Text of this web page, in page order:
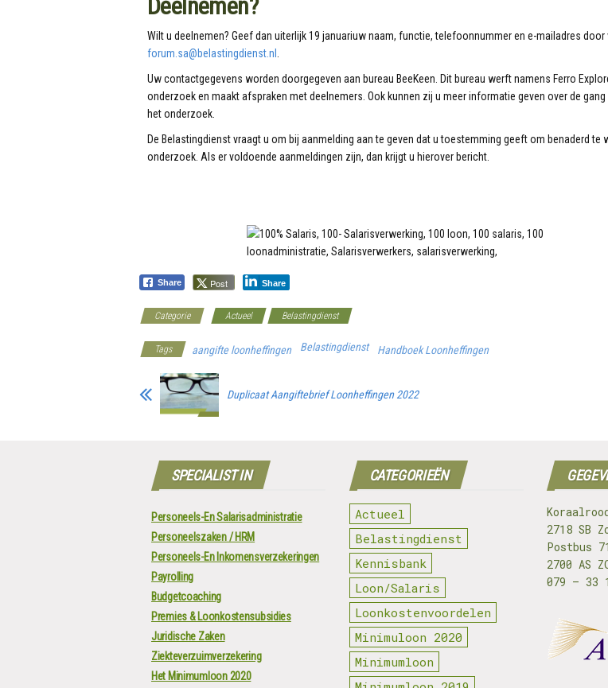
Deelnemen?
Wilt u deelnemen? Geef dan uiterlijk 19 januariuw naam, functie, telefoonnummer en e-mailadres door
forum.sa@belastingdienst.nl
Uw contactgegevens worden doorgegeven aan bureau BeeKeen. Dit bureau werft namens Ferro
onderzoek en maakt afspraken met deelnemers. Ook kunnen zij u meer informatie geven over de gang
het onderzoek.
De Belastingdienst vraagt u om bij aanmelding aan te geven dat u toestemming geeft om benaderd te
onderzoek. Als er voldoende aanmeldingen zijn, dan krijgt u hierover bericht.
Share Post Share
Categorie Actueel Belastingdienst
Tags aangifte loonheffingen Belastingdienst Handboek Loonheffingen
Duplicaat Aangiftebrief Loonheffingen 2022
SPECIALIST IN
Personeels-En Salarisadministratie
Personeelszaken / HRM
Personeels-En Inkomensverzekeringen
Payrolling
Budgetcoaching
Premies & Loonkostensubsidies
Juridische Zaken
Ziekteverzuimverzekering
Het Minimumloon 2020
CATEGORIEËN
Actueel
Belastingdienst
Kennisbank
Loon/Salaris
Loonkostenvoordelen
Minimuloon 2020
Minimumloon
2718 SB
Postbus
2700 AS
079 – 33